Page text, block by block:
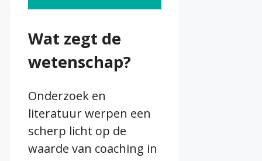
Wat zegt de
wetenschap?
Onderzoek en
literatuur werpen een
scherp licht op de
waarde van coaching in